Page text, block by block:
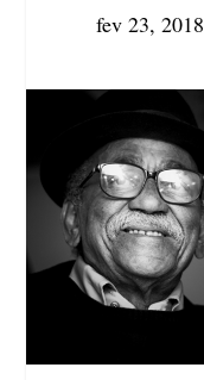
fev 23, 2018